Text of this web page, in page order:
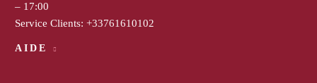
– 17:00
Service Clients: +33761610102
AIDE